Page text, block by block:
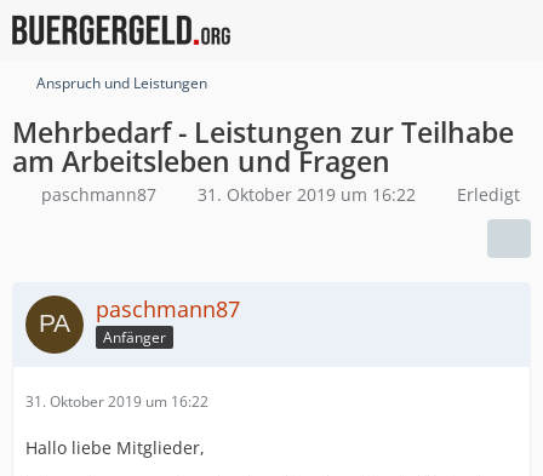
Anspruch und Leistungen
Mehrbedarf - Leistungen zur Teilhabe
am Arbeitsleben und Fragen
paschmann87 31. Oktober 2019 um 16:22 Erledigt
paschmann87
Anfänger
31. Oktober 2019 um 16:22
Hallo liebe Mitglieder,